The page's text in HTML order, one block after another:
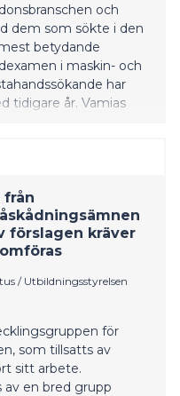
och
dem som sökte i den
betydande
i maskin- och
har
tidigare år. Vamias
och
kontinuerligt
kan Vam
från
förslagen kräver
/ Utbildningsstyrelsen
för
som tillsatts av
sitt arbete.
en bred grupp